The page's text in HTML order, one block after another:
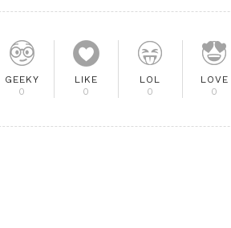
GEEKY
0
LIKE
0
LOL
0
LOVE
0